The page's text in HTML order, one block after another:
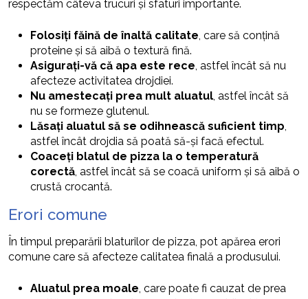
respectăm câteva trucuri și sfaturi importante.
Folosiți făină de înaltă calitate , care să conțină
proteine și să aibă o textură fină.
Asigurați-vă că apa este rece , astfel încât să nu
afecteze activitatea drojdiei.
Nu amestecați prea mult aluatul , astfel încât să
nu se formeze glutenul.
Lăsați aluatul să se odihnească suficient timp
astfel încât drojdia să poată să-și facă efectul.
Coaceți blatul de pizza la o temperatură
corectă , astfel încât să se coacă uniform și să aibă o
crustă crocantă.
Erori comune
În timpul preparării blaturilor de pizza, pot apărea erori
comune care să afecteze calitatea finală a produsului.
Aluatul prea moale , care poate fi cauzat de prea